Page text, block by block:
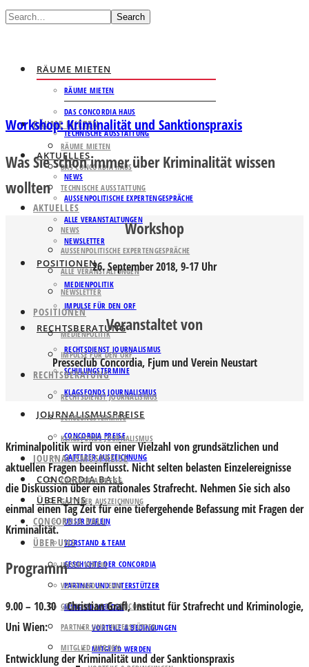
Search
RÄUME MIETEN
RÄUME MIETEN
DAS CONCORDIA HAUS
TECHNISCHE AUSSTATTUNG
AKTUELLES
NEWS
AUSSENPOLITISCHE EXPERTENGESPRÄCHE
ALLE VERANSTALTUNGEN
NEWSLETTER
POSITIONEN
MEDIENPOLITIK
IMPULSE FÜR DEN ORF
RECHTSBERATUNG
RECHTSDIENST JOURNALISMUS
SCHULUNGSTERMINE
KLAGSFONDS JOURNALISMUS
JOURNALISMUSPREISE
CONCORDIA PREISE
GATTERER AUSZEICHNUNG
CONCORDIA BALL
ÜBER UNS
UNSER VEREIN
VORSTAND & TEAM
GESCHICHTE DER CONCORDIA
PARTNER UND UNTERSTÜTZER
MITGLIED WERDEN
VORTEILE & BEDINGUNGEN
MITGLIED WERDEN
RÄUME MIETEN
RÄUME MIETEN
DAS CONCORDIA HAUS
TECHNISCHE AUSSTATTUNG
AKTUELLES
NEWS
AUSSENPOLITISCHE EXPERTENGESPRÄCHE
ALLE VERANSTALTUNGEN
NEWSLETTER
POSITIONEN
MEDIENPOLITIK
IMPULSE FÜR DEN ORF
RECHTSBERATUNG
RECHTSDIENST JOURNALISMUS
SCHULUNGSTERMINE
KLAGSFONDS JOURNALISMUS
JOURNALISMUSPREISE
CONCORDIA PREISE
GATTERER AUSZEICHNUNG
CONCORDIA BALL
ÜBER UNS
UNSER VEREIN
VORSTAND & TEAM
GESCHICHTE DER CONCORDIA
PARTNER UND UNTERSTÜTZER
MITGLIED WERDEN
Workshop: Kriminalität und Sanktionspraxis
Was Sie schon immer über Kriminalität wissen
wollten
Workshop
26. September 2018, 9-17 Uhr
Veranstaltet von
Presseclub Concordia, Fjum und Verein Neustart
Kriminalpolitik wird von einer Vielzahl von grundsätzlichen und
aktuellen Fragen beeinflusst. Nicht selten belasten Einzelereignisse
die Diskussion über ein rationales Strafrecht. Nehmen Sie sich also
einmal einen Tag Zeit für eine tiefergehende Befassung mit Fragen der
Kriminalität.
Programm
9.00 – 10.30Christian Grafl, Institut für Strafrecht und Kriminologie,
Uni Wien:
Entwicklung der Kriminalität und der Sanktionspraxis